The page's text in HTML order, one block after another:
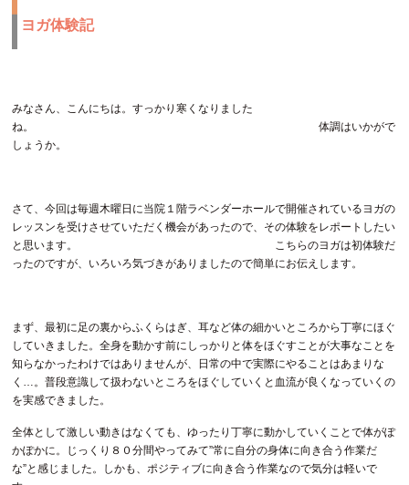
ヨガ体験記
みなさん、こんにちは。すっかり寒くなりました
ね。 体調はいかがで
しょうか。
さて、今回は毎週木曜日に当院１階ラベンダーホールで開催されているヨガの
レッスンを受けさせていただく機会があったので、その体験をレポートしたい
と思います。 こちらのヨガは初体験だ
ったのですが、いろいろ気づきがありましたので簡単にお伝えします。
まず、最初に足の裏からふくらはぎ、耳など体の細かいところから丁寧にほぐ
していきました。全身を動かす前にしっかりと体をほぐすことが大事なことを
知らなかったわけではありませんが、日常の中で実際にやることはあまりな
く…。普段意識して扱わないところをほぐしていくと血流が良くなっていくの
を実感できました。
全体として激しい動きはなくても、ゆったり丁寧に動かしていくことで体がぽ
かぽかに。じっくり８０分間やってみて”常に自分の身体に向き合う作業だ
な”と感じました。しかも、ポジティブに向き合う作業なので気分は軽いで